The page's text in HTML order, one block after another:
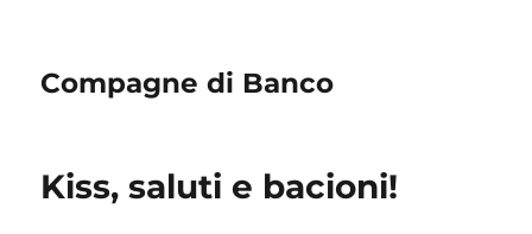
Compagne di Banco
Kiss, saluti e bacioni!